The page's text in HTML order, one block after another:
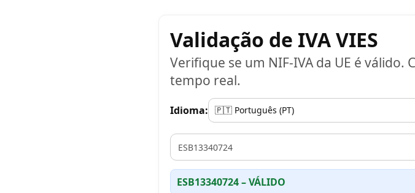
Validação de IVA VIES
Verifique se um NIF-IVA da UE é válido.
tempo real.
Idioma:
VAT
ESB13340724 – VÁLIDO